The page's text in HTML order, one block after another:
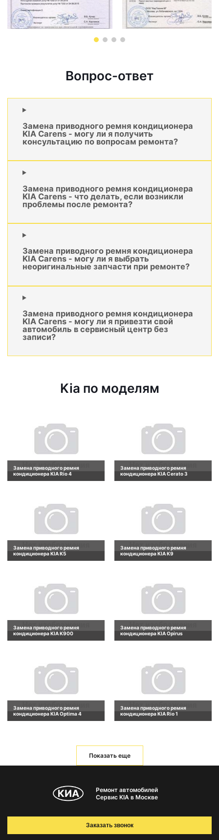
Вопрос-ответ
Замена приводного ремня кондиционера
KIA Carens - могу ли я получить
консультацию по вопросам ремонта?
Замена приводного ремня кондиционера
KIA Carens - что делать, если возникли
проблемы после ремонта?
Замена приводного ремня кондиционера
KIA Carens - могу ли я выбрать
неоригинальные запчасти при ремонте?
Замена приводного ремня кондиционера
KIA Carens - могу ли я привезти свой
автомобиль в сервисный центр без
записи?
Kia по моделям
Замена приводного ремня
кондиционера KIA Rio 4
Замена приводного ремня
кондиционера KIA Cerato 3
Замена приводного ремня
кондиционера KIA K5
Замена приводного ремня
кондиционера KIA K9
Замена приводного ремня
кондиционера KIA K900
Замена приводного ремня
кондиционера KIA Opirus
Замена приводного ремня
кондиционера KIA Optima 4
Замена приводного ремня
кондиционера KIA Rio 1
Показать еще
Ремонт автомобилей
Сервис KIA в Москве
Заказать звонок